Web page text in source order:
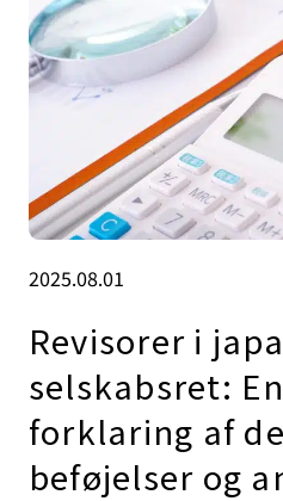
2025.08.01
Revisorer i
selskabsret:
forklaring af
beføjelser og